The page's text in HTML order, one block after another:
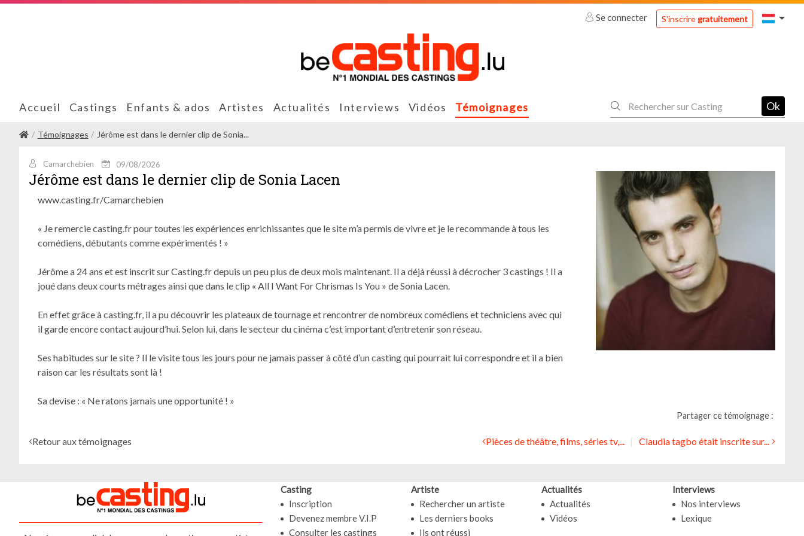
Se connecter S'inscriregratuitement
Accueil Castings Enfants & ados Artistes Actualités Interviews Vidéos Témoignages Ok
Témoignages Jérôme est dans le dernier clip de Sonia...
Camarchebien 09/08/2026
Jérôme est dans le dernier clip de Sonia Lacen
www.casting.fr/Camarchebien
« Je remercie casting.fr pour toutes les expériences enrichissantes que le site m’a permis de vivre et je le recommande à tous les
comédiens, débutants comme expérimentés ! »
Jérôme a 24 ans et est inscrit sur Casting.fr depuis un peu plus de deux mois maintenant. Il a déjà réussi à décrocher 3 castings ! Il a
joué dans deux courts métrages ainsi que dans le clip « All I Want For Chrismas Is You » de Sonia Lacen.
En effet grâce à casting.fr, il a pu découvrir les plateaux de tournage et rencontrer de nombreux comédiens et techniciens avec qui
il garde encore contact aujourd’hui. Selon lui, dans le secteur du cinéma c’est important d’entretenir son réseau.
Ses habitudes sur le site ? Il le visite tous les jours pour ne jamais passer à côté d’un casting qui pourrait lui correspondre et il a bien
raison car les résultats sont là !
Sa devise : « Ne ratons jamais une opportunité ! »
Partager ce témoignage :
Retour aux témoignages Pièces de théâtre, films, séries tv,... Claudia tagbo était inscrite sur...
Casting
Inscription
Devenez membre V.I.P
Consulter les castings
Artiste
Rechercher un artiste
Les derniers books
Ils ont réussi
Actualités
Actualités
Vidéos
Interviews
Nos interviews
Lexique